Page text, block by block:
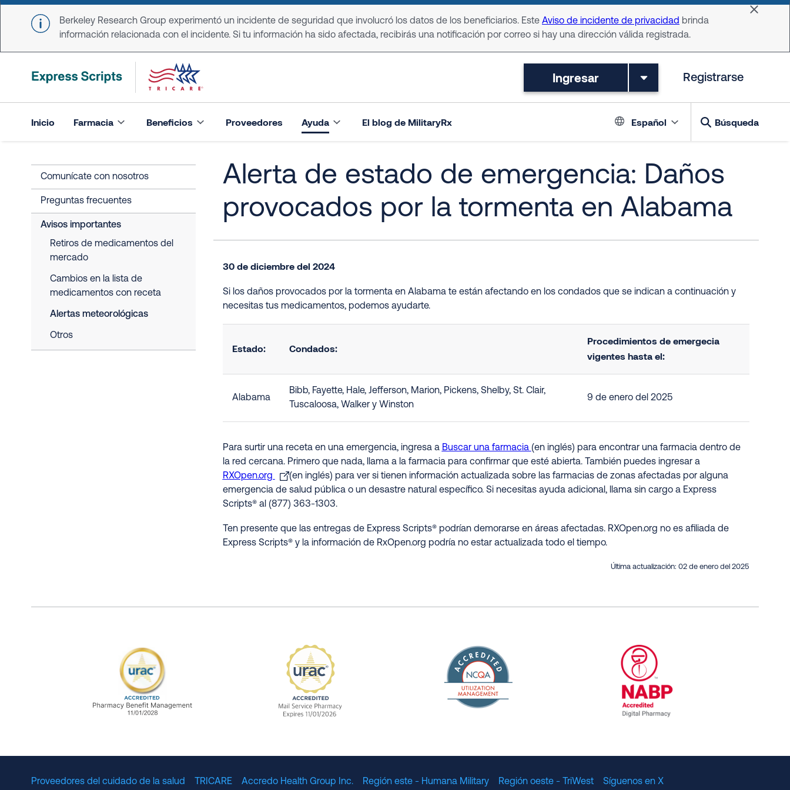
Skip to main content
Berkeley Research Group experimentó un incidente de seguridad que involucró los datos de los beneficiarios. Este Aviso de incidente de privacidad brinda
información relacionada con el incidente. Si tu información ha sido afectada, recibirás una notificación por correo si hay una dirección válida registrada.
Dismiss
Ingresar Registrarse
Inicio Farmacia Beneficios Proveedores Ayuda El blog de MilitaryRx Language
Español Búsqueda
Comunícate con nosotros
Preguntas frecuentes
Avisos importantes
Retiros de medicamentos del
mercado
Cambios en la lista de
medicamentos con receta
Alertas meteorológicas
Otros
Alerta de estado de emergencia: Daños
provocados por la tormenta en Alabama
30 de diciembre del 2024
Si los daños provocados por la tormenta en Alabama te están afectando en los condados que se indican a continuación y
necesitas tus medicamentos, podemos ayudarte.
Estado: Condados:
Procedimientos de emergecia
vigentes hasta el:
Alabama
Bibb, Fayette, Hale, Jefferson, Marion, Pickens, Shelby, St. Clair,
Tuscaloosa, Walker y Winston
9 de enero del 2025
Para surtir una receta en una emergencia, ingresa a Buscar una farmacia (en inglés) para encontrar una farmacia dentro de
la red cercana. Primero que nada, llama a la farmacia para confirmar que esté abierta. También puedes ingresar a
RXOpen.org
(en inglés) para ver si tienen información actualizada sobre las farmacias de zonas afectadas por alguna
emergencia de salud pública o un desastre natural específico. Si necesitas ayuda adicional, llama sin cargo a Express
Scripts® al (877) 363-1303.
Ten presente que las entregas de Express Scripts® podrían demorarse en áreas afectadas. RXOpen.org no es afiliada de
Express Scripts® y la información de RxOpen.org podría no estar actualizada todo el tiempo.
Última actualización: 02 de enero del 2025
Proveedores del cuidado de la salud TRICARE Accredo Health Group Inc. Región este - Humana Military Región oeste - TriWest Síguenos en X